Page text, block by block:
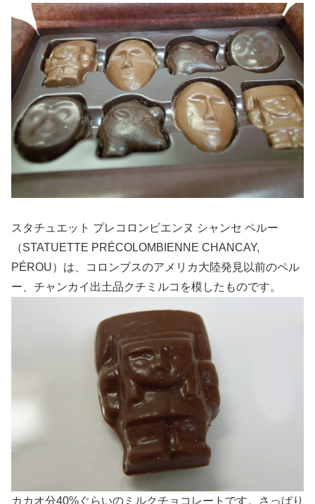
スタチュエット プレコロンビエンヌ シャンセ ペルー
（STATUETTE PRÉCOLOMBIENNE CHANCAY,
PÉROU）は、コロンブスのアメリカ大陸発見以前のペル
ー、チャンカイ出土品クチミルコを模したものです。
カカオ分40%ぐらいのミルクチョコレートです。さっぱり